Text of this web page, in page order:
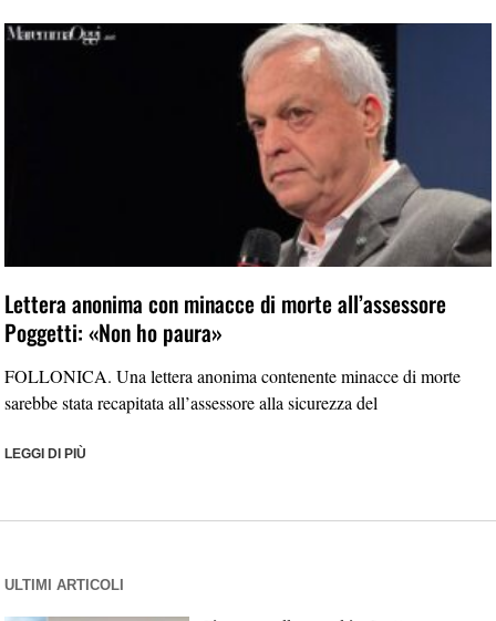
Lettera anonima con minacce di morte all’assessore
Poggetti: «Non ho paura»
FOLLONICA. Una lettera anonima contenente minacce di morte
sarebbe stata recapitata all’assessore alla sicurezza del
LEGGI DI PIÙ
ULTIMI ARTICOLI